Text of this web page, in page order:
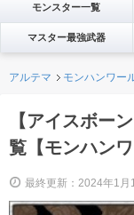
モンスター一覧
マスター最強武器
アルテマ モンハンワー
【アイスボー
覧【モンハンワ
最終更新：2024年1月